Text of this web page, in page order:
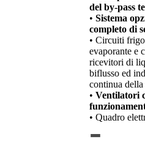
del by-pass
• Sistema
completo di
• Circuiti
evaporante e
ricevitori di
biflusso ed
continua
• Ventilatori
• Quadro
-